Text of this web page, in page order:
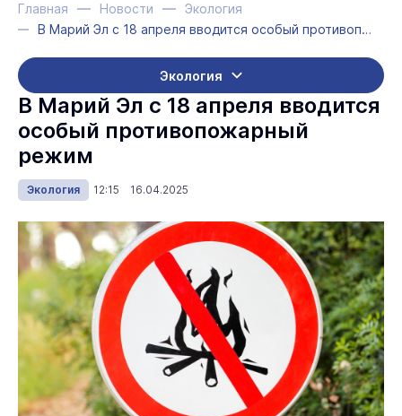
Главная Новости
Экология
В Марий Эл с 18 апреля вводится особый противопожарный режим
Экология
В Марий Эл с 18 апреля вводится
особый противопожарный
режим
Экология 12:15 16.04.2025